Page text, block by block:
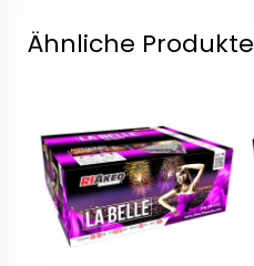
Ähnliche Produkte